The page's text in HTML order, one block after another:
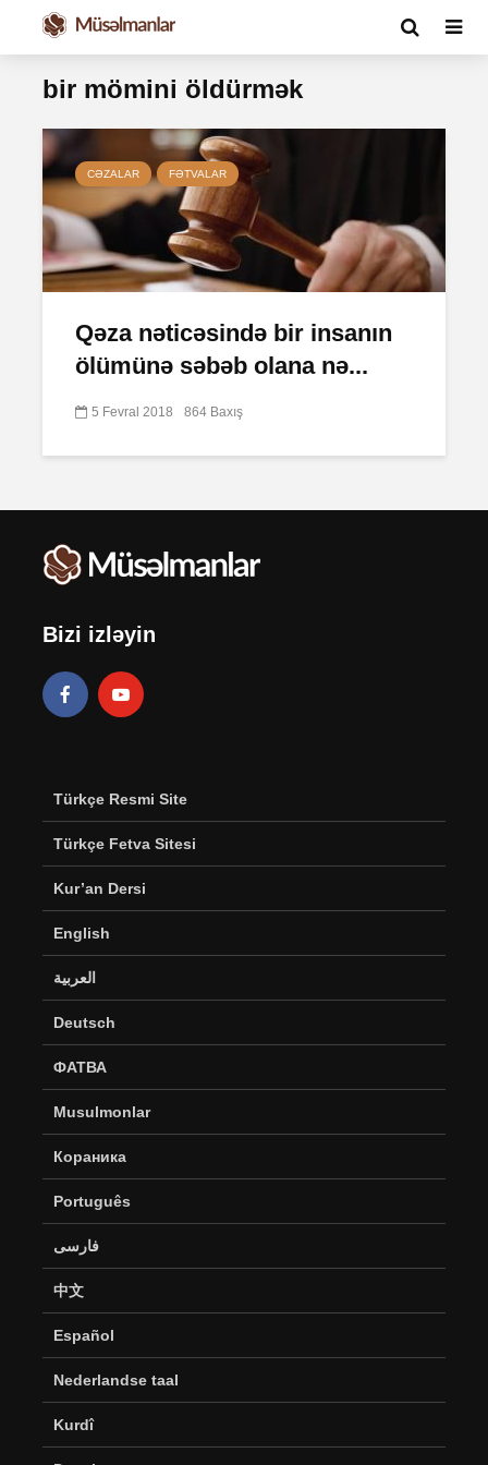
bir mömini öldürmək
CƏZALAR FƏTVALAR
Qəza nəticəsində bir insanın
ölümünə səbəb olana nə...
5 Fevral 2018 864 Baxış
Bizi izləyin
Türkçe Resmi Site
Türkçe Fetva Sitesi
Kur’an Dersi
English
العربية
Deutsch
ФАТВА
Musulmonlar
Кораника
Português
فارسی
中文
Español
Nederlandse taal
Kurdî